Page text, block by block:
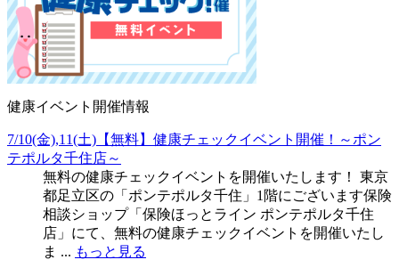
健康イベント開催情報
7/10(金),11(土)【無料】健康チェックイベント開催！～ポン
テポルタ千住店～
無料の健康チェックイベントを開催いたします！ 東京
都足立区の「ポンテポルタ千住」1階にございます保険
相談ショップ「保険ほっとライン ポンテポルタ千住
店」にて、無料の健康チェックイベントを開催いたし
ま ... もっと見る